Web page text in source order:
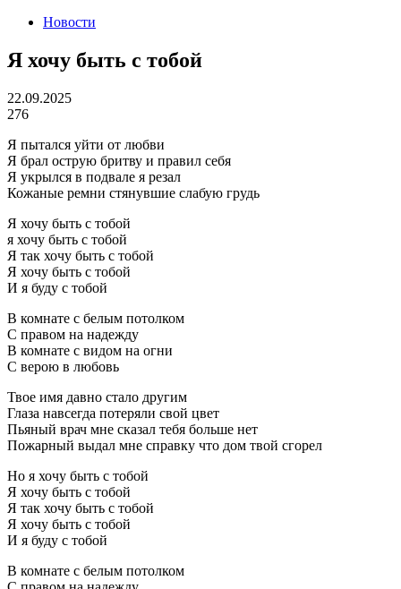
Новости
Я хочу быть с тобой
22.09.2025
276
Я пытался уйти от любви
Я брал острую бритву и правил себя
Я укрылся в подвале я резал
Кожаные ремни стянувшие слабую грудь
Я хочу быть с тобой
я хочу быть с тобой
Я так хочу быть с тобой
Я хочу быть с тобой
И я буду с тобой
В комнате с белым потолком
С правом на надежду
В комнате с видом на огни
С верою в любовь
Твое имя давно стало другим
Глаза навсегда потеряли свой цвет
Пьяный врач мне сказал тебя больше нет
Пожарный выдал мне справку что дом твой сгорел
Hо я хочу быть с тобой
Я хочу быть с тобой
Я так хочу быть с тобой
Я хочу быть с тобой
И я буду с тобой
В комнате с белым потолком